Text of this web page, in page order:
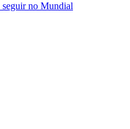
seguir no Mundial